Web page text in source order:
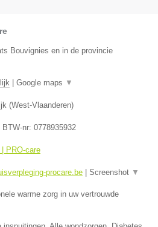
Bouvignies en in de provincie
| Google maps ▼
(West-Vlaanderen)
, BTW-nr: 0778935932
PRO-care
procare.be | Screenshot ▼
warme zorg in uw vertrouwde